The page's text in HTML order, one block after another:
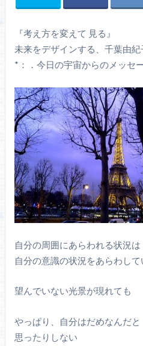
『考え方を変えて 見る』
未来をデザインする、千葉由紀
*：．今日の宇宙からのメッセ
自分の周囲にあらわれる状況は
自分の意識の状況をあらわして
望んでいない光景が現れても
やっぱり、自分はだめなんだと
思ったりしない